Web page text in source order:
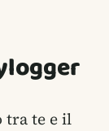
tra te e il